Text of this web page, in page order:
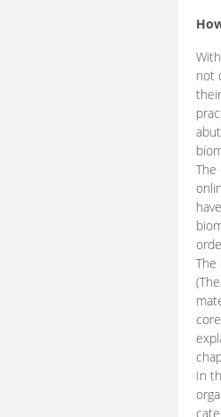
not
The
In